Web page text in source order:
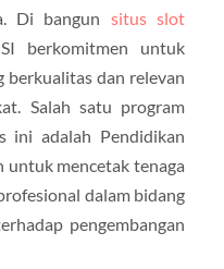
Di bangun situs slot
berkomitmen untuk
berkualitas dan relevan
Salah satu program
ini adalah Pendidikan
untuk mencetak tenaga
dalam bidang
pengembangan